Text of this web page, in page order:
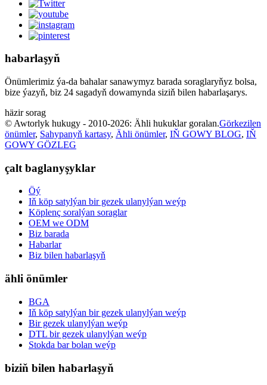
habarlaşyň
Önümlerimiz ýa-da bahalar sanawymyz barada soraglaryňyz bolsa,
bize ýazyň, biz 24 sagadyň dowamynda siziň bilen habarlaşarys.
häzir sorag
© Awtorlyk hukugy - 2010-2026: Ähli hukuklar goralan.Görkezilen
önümler, Sahypanyň kartasy, Ähli önümler, IŇ GOWY BLOG, IŇ
GOWY GÖZLEG
çalt baglanyşyklar
Öý
Iň köp satylýan bir gezek ulanylýan weýp
Köplenç soralýan soraglar
OEM we ODM
Biz barada
Habarlar
Biz bilen habarlaşyň
ähli önümler
BGA
Iň köp satylýan bir gezek ulanylýan weýp
Bir gezek ulanylýan weýp
DTL bir gezek ulanylýan weýp
Stokda bar bolan weýp
biziň bilen habarlaşyň